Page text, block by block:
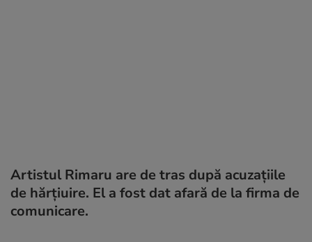
Artistul Rimaru are de tras după acuzațiile
de hărțiuire. El a fost dat afară de la firma de
comunicare.